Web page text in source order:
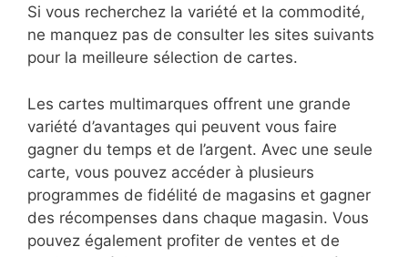
Si vous recherchez la variété et la commodité,
ne manquez pas de consulter les sites suivants
pour la meilleure sélection de cartes.
Les cartes multimarques offrent une grande
variété d’avantages qui peuvent vous faire
gagner du temps et de l’argent. Avec une seule
carte, vous pouvez accéder à plusieurs
programmes de fidélité de magasins et gagner
des récompenses dans chaque magasin. Vous
pouvez également profiter de ventes et de